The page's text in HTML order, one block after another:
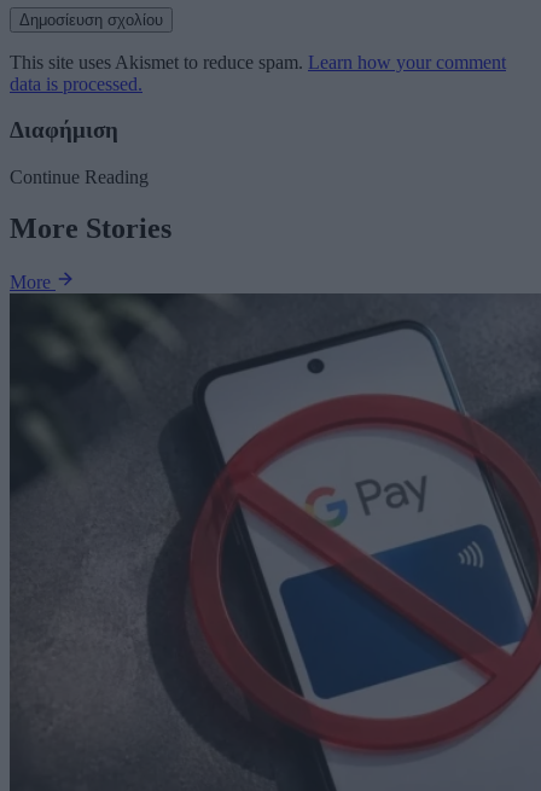
This site uses Akismet to reduce spam. Learn how your comment
data is processed.
Διαφήμιση
Continue Reading
More Stories
More